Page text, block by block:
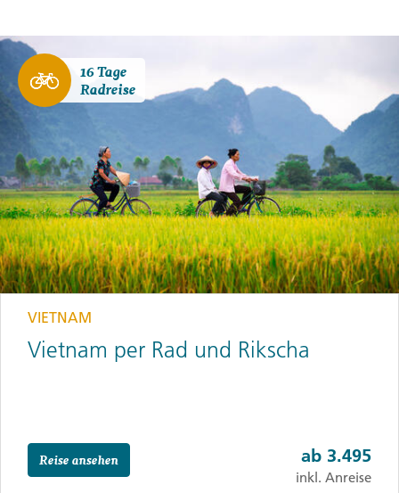
16 Tage
Radreise
VIETNAM
Vietnam per Rad und Rikscha
Reise ansehen ab 3.495
inkl. Anreise